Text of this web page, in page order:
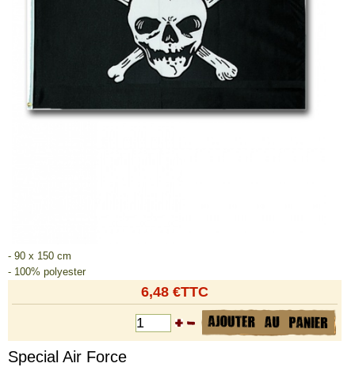
- 90 x 150 cm
- 100% polyester
6,48 €TTC
Special Air Force